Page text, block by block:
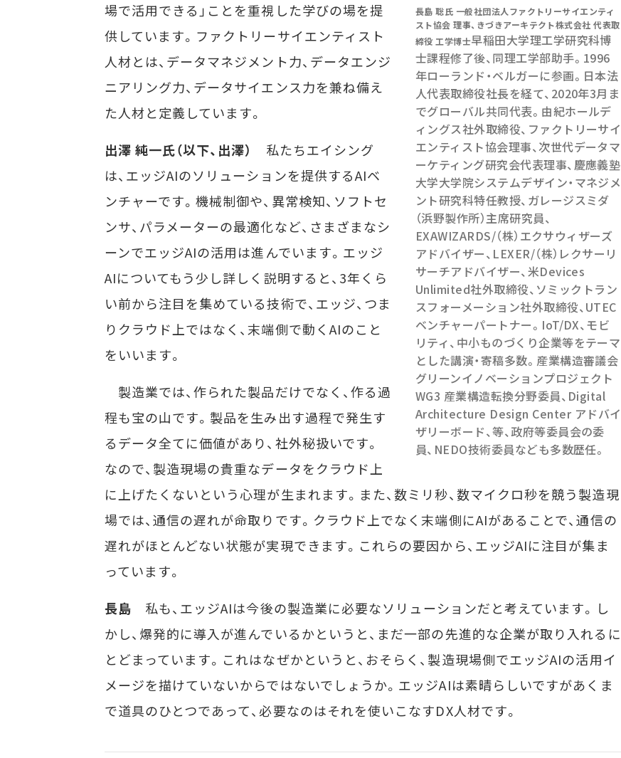
長島 聡氏 一般社団法人ファクトリーサイエンティ
スト協会 理事、きづきアーキテクト株式会社 代表取
締役 工学博士早稲田大学理工学研究科博
士課程修了後、同理工学部助手。1996
年ローランド・ベルガーに参画。日本法
人代表取締役社長を経て、2020年3月ま
でグローバル共同代表。由紀ホールデ
ィングス社外取締役、ファクトリーサイ
エンティスト協会理事、次世代データマ
ーケティング研究会代表理事、慶應義塾
大学大学院システムデザイン・マネジメ
ント研究科特任教授、ガレージスミダ
（浜野製作所）主席研究員、
EXAWIZARDS/（株）エクサウィザーズ
アドバイザー、LEXER/（株）レクサーリ
サーチアドバイザー、米Devices
Unlimited社外取締役、ソミックトラン
スフォーメーション社外取締役、UTEC
ベンチャーパートナー。IoT/DX、モビ
リティ、中小ものづくり企業等をテーマ
とした講演・寄稿多数。産業構造審議会
グリーンイノベーションプロジェクト
WG3 産業構造転換分野委員、Digital
Architecture Design Center アドバイ
ザリーボード、等、政府等委員会の委
員、NEDO技術委員なども多数歴任。
場で活用できる」ことを重視した学びの場を提
供しています。ファクトリーサイエンティスト
人材とは、データマネジメント力、データエンジ
ニアリング力、データサイエンス力を兼ね備え
た人材と定義しています。
出澤 純一氏（以下、出澤）
私たちエイシング
は、エッジAIのソリューションを提供するAIベ
ンチャーです。機械制御や、異常検知、ソフトセ
ンサ、パラメーターの最適化など、さまざまなシ
ーンでエッジAIの活用は進んでいます。エッジ
AIについてもう少し詳しく説明すると、3年くら
い前から注目を集めている技術で、エッジ、つま
りクラウド上ではなく、末端側で動くAIのこと
をいいます。
製造業では、作られた製品だけでなく、作る過
程も宝の山です。製品を生み出す過程で発生す
るデータ全てに価値があり、社外秘扱いです。
なので、製造現場の貴重なデータをクラウド上
に上げたくないという心理が生まれます。また、数ミリ秒、数マイクロ秒を競う製造現
場では、通信の遅れが命取りです。クラウド上でなく末端側にAIがあることで、通信の
遅れがほとんどない状態が実現できます。これらの要因から、エッジAIに注目が集ま
っています。
長島 私も、エッジAIは今後の製造業に必要なソリューションだと考えています。し
かし、爆発的に導入が進んでいるかというと、まだ一部の先進的な企業が取り入れるに
とどまっています。これはなぜかというと、おそらく、製造現場側でエッジAIの活用イ
メージを描けていないからではないでしょうか。エッジAIは素晴らしいですがあくま
で道具のひとつであって、必要なのはそれを使いこなすDX人材です。